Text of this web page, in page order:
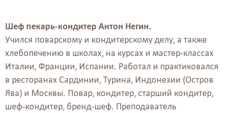
Шеф пекарь-кондитер Антон Негин.
Учился поварскому и кондитерскому делу, а также
хлебопечению в школах, на курсах и мастер-классах
Италии, Франции, Испании. Работал и практиковался
в ресторанах Сардинии, Турина, Индонезии (Остров
Ява) и Москвы. Повар, кондитер, старший кондитер,
шеф-кондитер, бренд-шеф. Преподаватель